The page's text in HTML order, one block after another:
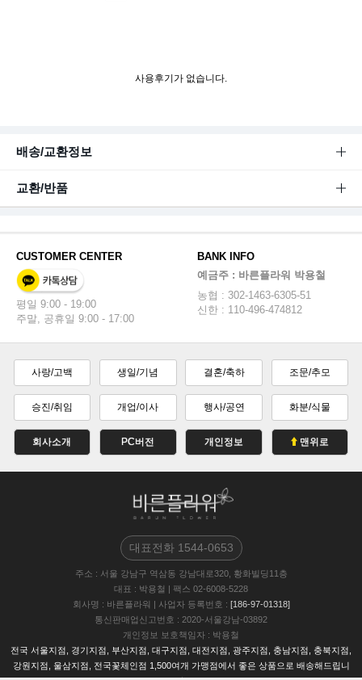
사용후기가 없습니다.
배송/교환정보
교환/반품
CUSTOMER CENTER
평일 9:00 - 19:00
주말, 공휴일 9:00 - 17:00
BANK INFO
예금주 : 바른플라워 박용철
농협 : 302-1463-6305-51
신한 : 110-496-474812
사랑/고백 생일/기념 결혼/축하 조문/추모
승진/취임 개업/이사 행사/공연 화분/식물
회사소개 PC버전 개인정보 맨위로
대표전화1544-0653
주소 : 서울 강남구 역삼동 강남대로320, 황화빌딩11층
대표 : 박용철 | 팩스 02-6008-5228
회사명 : 바른플라워 | 사업자 등록번호 : [186-97-01318]
통신판매업신고번호 : 2020-서울강남-03892
개인정보 보호책임자 : 박용철
전국 서울지점, 경기지점, 부산지점, 대구지점, 대전지점, 광주지점, 충남지점, 충북지점,
강원지점, 울삼지점, 전국꽃체인점 1,500여개 가맹점에서 좋은 상품으로 배송해드립니